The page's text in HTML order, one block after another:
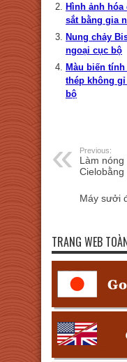
Hình ảnh
sắt bằng gia
Nung chảy
ngoại cục bộ
Màu biến
thép không
bộ
Previous:
Làm
Máy sưởi
TRANG WEB